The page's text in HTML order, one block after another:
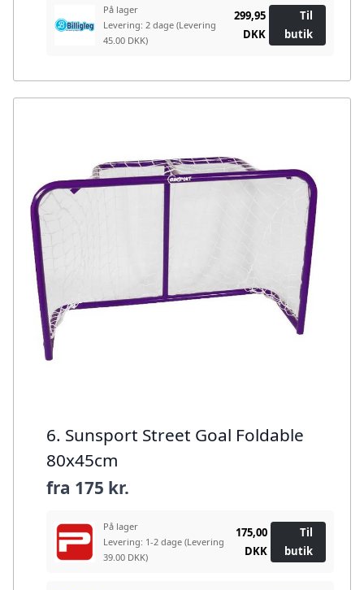
På lager
Levering: 2 dage (Levering
45.00 DKK)
299,95
DKK
Til
butik
6. Sunsport Street Goal Foldable
80x45cm
fra 175 kr.
På lager
Levering: 1-2 dage (Levering
39.00 DKK)
175,00
DKK
Til
butik